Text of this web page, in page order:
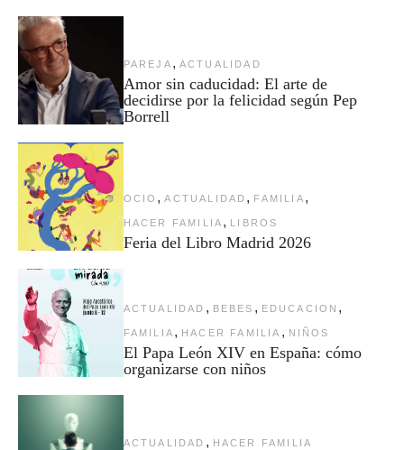
PAREJA , ACTUALIDAD
Amor sin caducidad: El arte de
decidirse por la felicidad según Pep
Borrell
OCIO , ACTUALIDAD , FAMILIA ,
HACER FAMILIA , LIBROS
Feria del Libro Madrid 2026
ACTUALIDAD , BEBES , EDUCACION ,
FAMILIA , HACER FAMILIA , NIÑOS
El Papa León XIV en España: cómo
organizarse con niños
ACTUALIDAD , HACER FAMILIA